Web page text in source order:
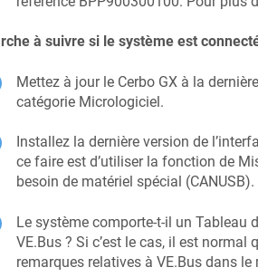
à suivre si le système est
Mettez à jour le Cerbo GXà la
catégorie Micrologiciel.
Installez la dernière version de
ce faire est d’utiliser la fonction de
besoin de matériel spécial (CANUSB).
Le système comporte-t-il un Tableau
VE.Bus ? Si c’est le cas, il est
remarques relatives à VE.Bus dans le